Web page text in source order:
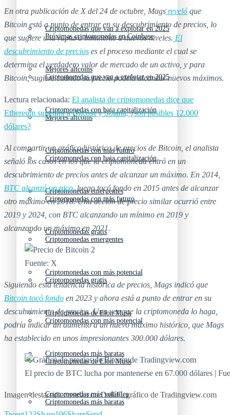
Criptomonedas que van a explotar en 2025
Mejores altcoins
Criptomonedas con baja capitalización
Criptomonedas con más futuro
Criptomonedas emergentes
Criptomonedas gratis
Criptomonedas con más potencial
Criptomonedas de Elon Musk
Criptomonedas más baratas
Criptomonedas más volátiles
Próximas criptomonedas en Coinbase
Criptomonedas que van a explotar en 2025
Mejores altcoins
Criptomonedas con baja capitalización
Criptomonedas con más futuro
Criptomonedas emergentes
Criptomonedas gratis
Criptomonedas con más potencial
Criptomonedas de Elon Musk
Criptomonedas más baratas
En otra publicación de X del 24 de octubre, Mags reveló que
Bitcoin está a punto de entrar en su descubrimiento de precios, lo
que sugiere una ruptura inminente a nuevos niveles. El
descubrimiento de precios es el proceso mediante el cual se
determina el verdadero valor de mercado de un activo, y para
Bitcoin, sugiere cuándo su precio podría alcanzar nuevos máximos.
Lectura relacionada: El analista de criptomonedas dice que
Ethereum superará a Bitcoin y Solana, ¿son posibles 12.000
dólares?
Al compartir un gráfico histórico de precios de Bitcoin, el analista
señaló los casos en los que la criptomoneda entró en un
descubrimiento de precios antes de alcanzar un máximo. En 2014,
BTC alcanzó un pico, luego tocó fondo en 2015 antes de alcanzar
otro máximo en 2018. Una acción de precio similar ocurrió entre
2019 y 2024, con BTC alcanzando un mínimo en 2019 y
alcanzando un máximo en 2021.
Fuente: X
Siguiendo esta tendencia histórica de precios, Mags indicó que
Bitcoin tocó fondo en 2023 y ahora está a punto de entrar en su
descubrimiento de precios. Una vez que la criptomoneda lo haga,
podría indicar un aumento a un nuevo máximo histórico, que Mags
ha establecido en unos impresionantes 300.000 dólares.
El precio de BTC lucha por mantenerse en 67.000 dólares |
Imagen destacada creada con Dall.E, gráfico de Tradingview.com